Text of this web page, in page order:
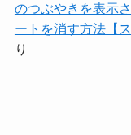
のつぶやきを表示
ートを消す方法【
り